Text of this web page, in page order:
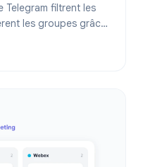
Telegram filtrent les
les groupes grâce
la configuration
les discussions de